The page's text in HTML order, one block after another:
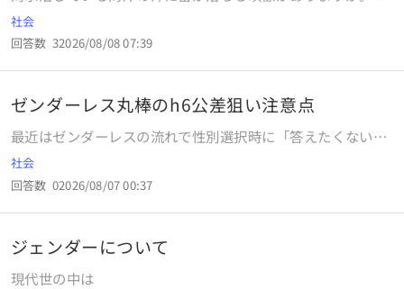
に入っている人間は感電しないのでしょうか？
社会
回答数 32026/08/08 07:39
ゼンダーレス丸棒のh6公差狙い注意点
最近はゼンダーレスの流れで性別選択時に「答えたくない」
や「無回答」の項目も増えてきました。センターレスの流れ
がこのまま続くと、ほぼ全員が無回答になり性別選択欄がな
くなる恐れがあり、センタレスの加工方法が見直されてきて
います。 例えば10Dの丸棒ワークをh6公差狙いでセンタレス
社会
回答数 02026/08/07 00:37
ジェンダーについて
現代世の中は